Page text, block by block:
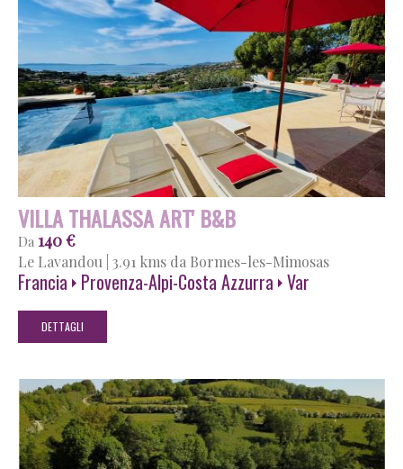
VILLA THALASSA ART' B&B
Da 140 €
Le Lavandou 3.91 kms da Bormes-les-Mimosas
Francia Provenza-Alpi-Costa Azzurra Var
DETTAGLI